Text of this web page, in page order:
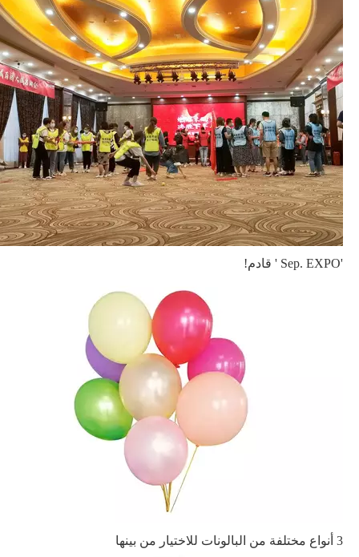
'Sep. EXPO ' قادم!
3 أنواع مختلفة من البالونات للاختيار من بينها